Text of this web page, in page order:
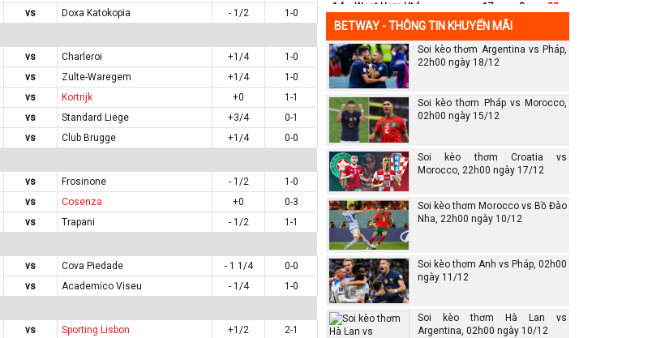
vs Doxa Katokopia - 1/2
1-0
vs Charleroi +1/4
1-0
vs Zulte-Waregem +1/4
1-0
vs Kortrijk +0
1-1
vs Standard Liege +3/4
0-1
vs Club Brugge +1/4
0-0
vs Frosinone - 1/2
1-0
vs Cosenza +0
0-3
vs Trapani - 1/2
1-1
vs Cova Piedade - 1 1/4
0-0
vs Academico Viseu - 1/4
1-0
vs Sporting Lisbon +1/2
2-1
14
West Ham Utd 17 -8
20
15
Everton 17
16
Crystal Palace 17 -8
16
17
Leicester City
18
Ipswich
19
Wolves 17
20
Southampton
BETWAY - THÔNG TIN KHUYẾN MÃI
Soi kèo thơm Argentina vs Pháp,
22h00 ngày 18/12
Soi kèo thơm Pháp vs Morocco,
02h00 ngày 15/12
Soi kèo thơm Croatia vs
Morocco, 22h00 ngày 17/12
Soi kèo thơm Morocco vs Bồ Đào
Nha, 22h00 ngày 10/12
Soi kèo thơm Anh vs Pháp, 02h00
ngày 11/12
Soi kèo thơm Hà Lan vs
Argentina, 02h00 ngày 10/12